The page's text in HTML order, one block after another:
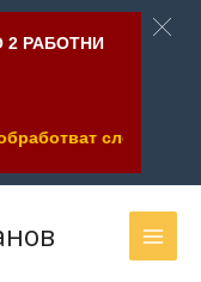
2 РАБОТНИ
август.